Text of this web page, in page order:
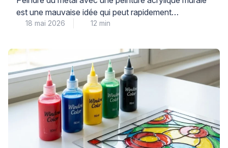
est une mauvaise idée qui peut rapidement
compromettre la durabilité et l’esthétique de vos
pour les surfaces poreuses comme le plâtre, n’offrent
ni l’adhérence ni la protection anticorrosion
nécessaires aux supports métalliques, exposant ainsi
votre installation à l’écaillage et à la […]
18 mai 2026 12 min